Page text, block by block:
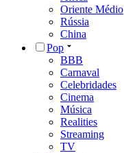
Oriente Médio
Rússia
China
Pop
BBB
Carnaval
Celebridades
Cinema
Música
Realities
Streaming
TV